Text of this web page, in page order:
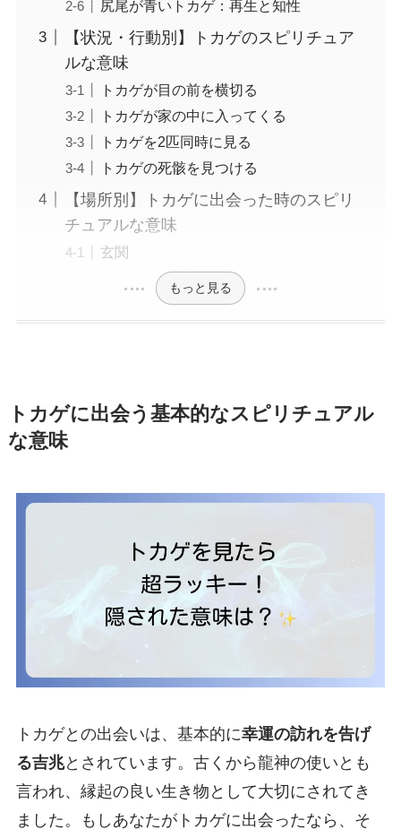
尻尾が青いトカゲ：再生と知性
【状況・行動別】トカゲのスピリチュア
ルな意味
トカゲが目の前を横切る
トカゲが家の中に入ってくる
トカゲを2匹同時に見る
トカゲの死骸を見つける
【場所別】トカゲに出会った時のスピリ
チュアルな意味
玄関
もっと見る
トカゲに出会う基本的なスピリチュアル
な意味
トカゲとの出会いは、基本的に幸運の訪れを告げ
る吉兆とされています。古くから龍神の使いとも
言われ、縁起の良い生き物として大切にされてき
ました。もしあなたがトカゲに出会ったなら、そ